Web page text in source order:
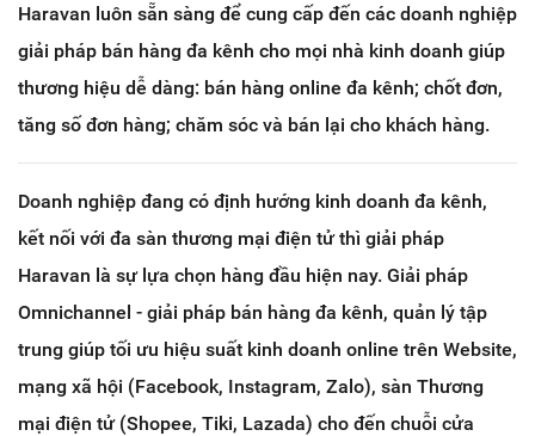
Haravan luôn sẵn sàng để cung cấp đến các doanh nghiệp
giải pháp bán hàng đa kênh cho mọi nhà kinh doanh giúp
thương hiệu dễ dàng: bán hàng online đa kênh; chốt đơn,
tăng số đơn hàng; chăm sóc và bán lại cho khách hàng.
Doanh nghiệp đang có định hướng kinh doanh đa kênh,
kết nối với đa sàn thương mại điện tử thì giải pháp
Haravan là sự lựa chọn hàng đầu hiện nay. Giải pháp
Omnichannel - giải pháp bán hàng đa kênh, quản lý tập
trung giúp tối ưu hiệu suất kinh doanh online trên Website,
mạng xã hội (Facebook, Instagram, Zalo), sàn Thương
mại điện tử (Shopee, Tiki, Lazada) cho đến chuỗi cửa